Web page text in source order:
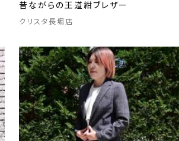
昔ながらの王道紺ブレザー
クリスタ長堀店